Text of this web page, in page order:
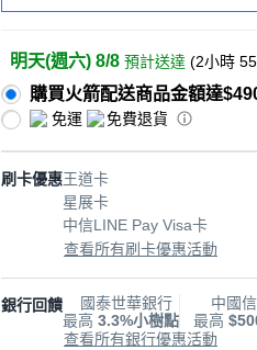
明天(週六) 8/8 預計送達 (2小時
購買火箭配送商品金額達
免運 免費退貨
刷卡優惠王道卡
星展卡
中信LINE Pay Visa卡
查看所有刷卡優惠活動
銀行回饋
國泰世華銀行
最高 3.3%小樹點
中國
最高
查看所有銀行優惠活動